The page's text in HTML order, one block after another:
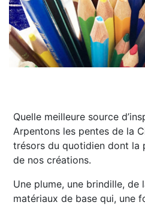
Quelle meilleure source
Arpentons les pentes de la
trésors du quotidien dont la
de nos créations.
Une plume, une brindille, de
matériaux de base qui, une